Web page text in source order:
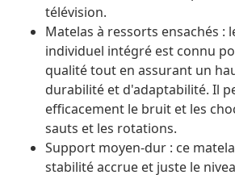
télévision.
Matelas à ressorts ensachés :
individuel intégré est connu
qualité tout en assurant un
durabilité et d'adaptabilité. Il
efficacement le bruit et les
sauts et les rotations.
Support moyen-dur : ce
stabilité accrue et juste le